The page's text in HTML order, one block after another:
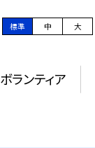
標準 中 大
ボランティア